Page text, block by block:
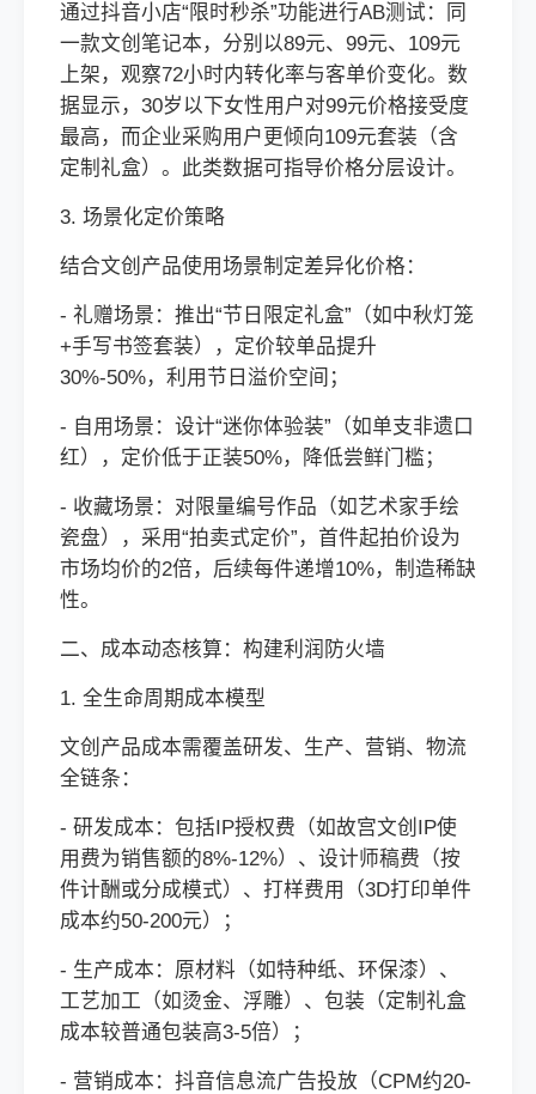
通过抖音小店“限时秒杀”功能进行AB测试：同
一款文创笔记本，分别以89元、99元、109元
上架，观察72小时内转化率与客单价变化。数
据显示，30岁以下女性用户对99元价格接受度
最高，而企业采购用户更倾向109元套装（含
定制礼盒）。此类数据可指导价格分层设计。
3. 场景化定价策略
结合文创产品使用场景制定差异化价格：
- 礼赠场景：推出“节日限定礼盒”（如中秋灯笼
+手写书签套装），定价较单品提升
30%-50%，利用节日溢价空间；
- 自用场景：设计“迷你体验装”（如单支非遗口
红），定价低于正装50%，降低尝鲜门槛；
- 收藏场景：对限量编号作品（如艺术家手绘
瓷盘），采用“拍卖式定价”，首件起拍价设为
市场均价的2倍，后续每件递增10%，制造稀缺
性。
二、成本动态核算：构建利润防火墙
1. 全生命周期成本模型
文创产品成本需覆盖研发、生产、营销、物流
全链条：
- 研发成本：包括IP授权费（如故宫文创IP使
用费为销售额的8%-12%）、设计师稿费（按
件计酬或分成模式）、打样费用（3D打印单件
成本约50-200元）；
- 生产成本：原材料（如特种纸、环保漆）、
工艺加工（如烫金、浮雕）、包装（定制礼盒
成本较普通包装高3-5倍）；
- 营销成本：抖音信息流广告投放（CPM约20-